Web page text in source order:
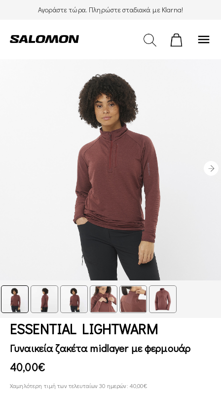
Αγοράστε τώρα. Πληρώστε σταδιακά με Klarna!
menu
ESSENTIAL LIGHTWARM
Γυναικεία ζακέτα midlayer με φερμουάρ
40,00€
Χαμηλότερη τιμή των τελευταίων 30 ημερών: 40,00€